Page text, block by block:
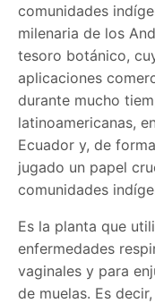
comunidades
milenaria de los
tesoro botánico,
aplicaciones
durante mucho
latinoamericanas,
Ecuador y, de
jugado un papel
comunidades
Es la planta que
enfermedades
vaginales y para
de muelas. Es